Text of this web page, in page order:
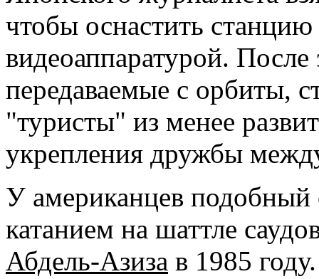
чтобы оснастить
видеоаппаратурой. После
передаваемые с орбиты,
"туристы" из менее
укрепления дружбы
У американцев подобный
катанием на шаттле
Абдель-Азиза в 1985 году.